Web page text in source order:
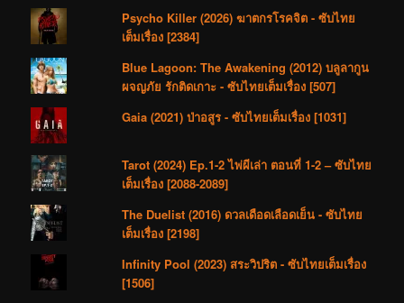
Psycho Killer (2026) ฆาตกรโรคจิต - ซับไทย
เต็มเรื่อง [2384]
Blue Lagoon: The Awakening (2012) บลูลากูน
ผจญภัย รักติดเกาะ - ซับไทยเต็มเรื่อง [507]
Gaia (2021) ป่าอสูร - ซับไทยเต็มเรื่อง [1031]
Tarot (2024) Ep.1-2 ไพ่ผีเล่า ตอนที่ 1-2 – ซับไทย
เต็มเรื่อง [2088-2089]
The Duelist (2016) ดวลเดือดเลือดเย็น - ซับไทย
เต็มเรื่อง [2198]
Infinity Pool (2023) สระวิปริต - ซับไทยเต็มเรื่อง
[1506]